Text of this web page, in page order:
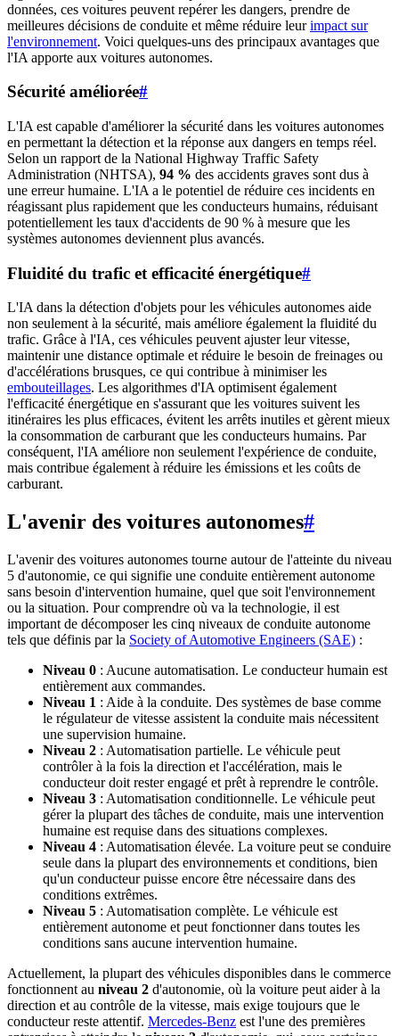
données, ces voitures peuvent repérer les dangers, prendre de
meilleures décisions de conduite et même réduire leurimpact sur
l'environnement. Voici quelques-uns des principaux avantages que
l'IA apporte aux voitures autonomes.
Sécurité améliorée#
L'IA est capable d'améliorer la sécurité dans les voitures autonomes
en permettant la détection et la réponse aux dangers en temps réel.
Selon un rapport de la National Highway Traffic Safety
Administration (NHTSA), 94 % des accidents graves sont dus à
une erreur humaine. L'IA a le potentiel de réduire ces incidents en
réagissant plus rapidement que les conducteurs humains, réduisant
potentiellement les taux d'accidents de 90 % à mesure que les
systèmes autonomes deviennent plus avancés.
Fluidité du trafic et efficacité énergétique#
L'IA dans la détection d'objets pour les véhicules autonomes aide
non seulement à la sécurité, mais améliore également la fluidité du
trafic. Grâce à l'IA, ces véhicules peuvent ajuster leur vitesse,
maintenir une distance optimale et réduire le besoin de freinages ou
d'accélérations brusques, ce qui contribue à minimiser les
embouteillages. Les algorithmes d'IA optimisent également
l'efficacité énergétique en s'assurant que les voitures suivent les
itinéraires les plus efficaces, évitent les arrêts inutiles et gèrent mieux
la consommation de carburant que les conducteurs humains. Par
conséquent, l'IA améliore non seulement l'expérience de conduite,
mais contribue également à réduire les émissions et les coûts de
carburant.
L'avenir des voitures autonomes#
L'avenir des voitures autonomes tourne autour de l'atteinte du niveau
5 d'autonomie, ce qui signifie une conduite entièrement autonome
sans besoin d'intervention humaine, quel que soit l'environnement
ou la situation. Pour comprendre où va la technologie, il est
important de décomposer les cinq niveaux de conduite autonome
tels que définis par la Society of Automotive Engineers (SAE) :
Niveau 0 : Aucune automatisation. Le conducteur humain est
entièrement aux commandes.
Niveau 1 : Aide à la conduite. Des systèmes de base comme
le régulateur de vitesse assistent la conduite mais nécessitent
une supervision humaine.
Niveau 2 : Automatisation partielle. Le véhicule peut
contrôler à la fois la direction et l'accélération, mais le
conducteur doit rester engagé et prêt à reprendre le contrôle.
Niveau 3 : Automatisation conditionnelle. Le véhicule peut
gérer la plupart des tâches de conduite, mais une intervention
humaine est requise dans des situations complexes.
Niveau 4 : Automatisation élevée. La voiture peut se conduire
seule dans la plupart des environnements et conditions, bien
qu'un conducteur puisse encore être nécessaire dans des
conditions extrêmes.
Niveau 5 : Automatisation complète. Le véhicule est
entièrement autonome et peut fonctionner dans toutes les
conditions sans aucune intervention humaine.
Actuellement, la plupart des véhicules disponibles dans le commerce
fonctionnent au niveau 2 d'autonomie, où la voiture peut aider à la
direction et au contrôle de la vitesse, mais exige toujours que le
conducteur reste attentif. Mercedes-Benz est l'une des premières